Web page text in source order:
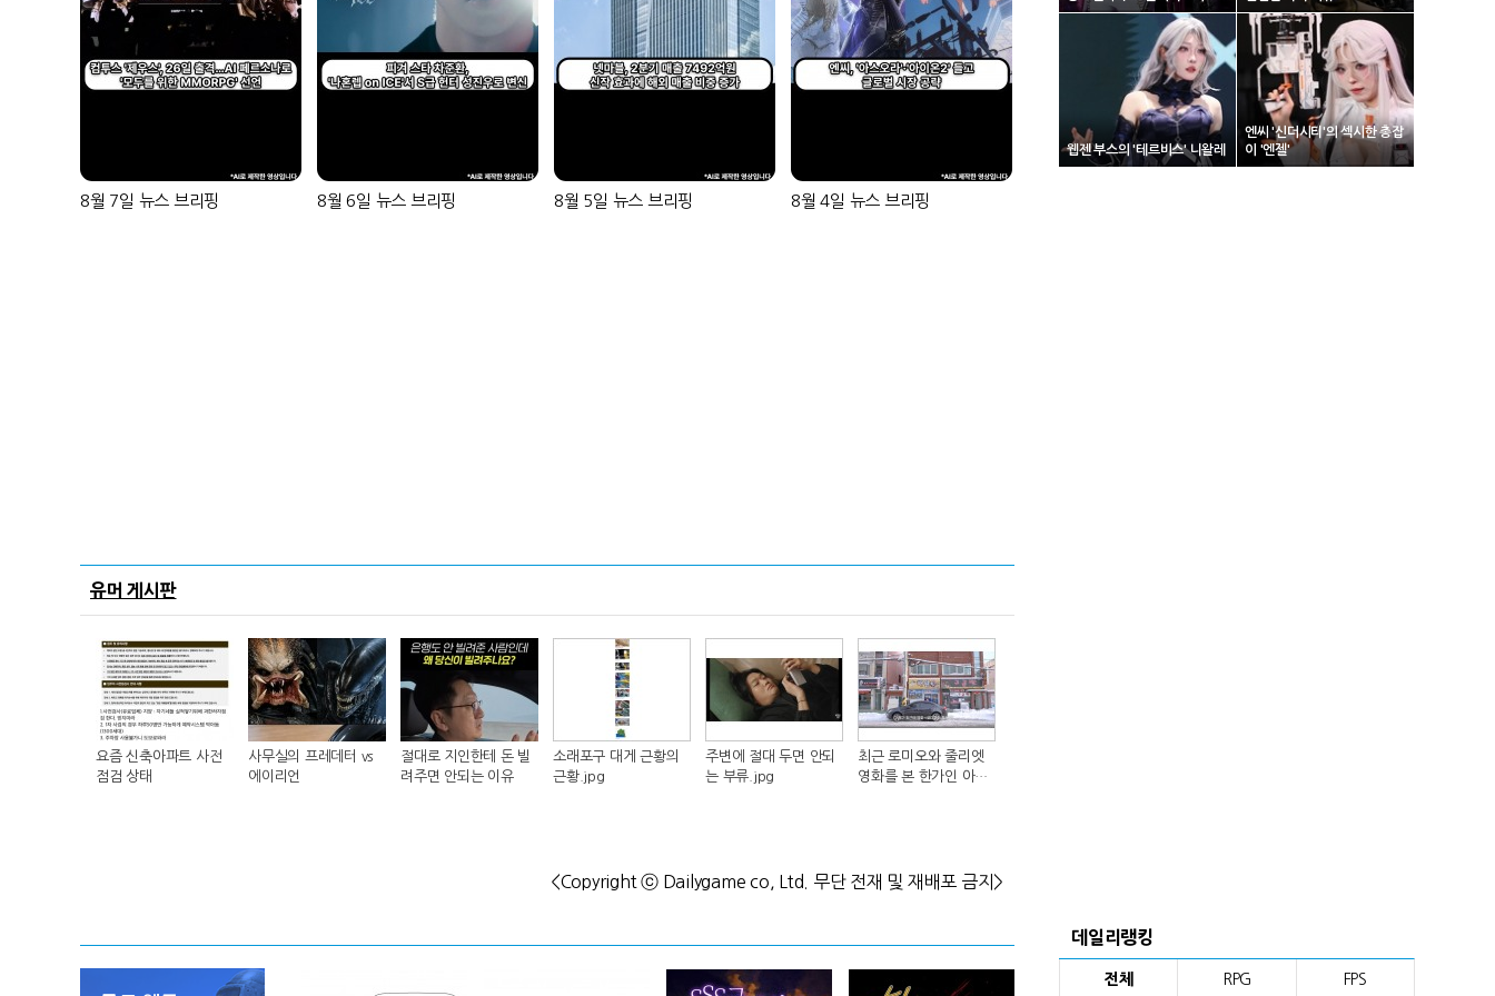
8월 7일 뉴스 브리핑 8월 6일 뉴스 브리핑 8월 5일 뉴스 브리핑 8월 4일 뉴스 브리핑
유머 게시판
요즘 신축아파트 사전
점검 상태
사무실의 프레데터 vs
에이리언
절대로 지인한테 돈 빌
려주면 안되는 이유
소래포구 대게 근황의
근황.jpg
주변에 절대 두면 안되
는 부류.jpg
최근 로미오와 줄리엣
영화를 본 한가인 아들
<Copyright ⓒ Dailygame co, Ltd. 무단 전재 및 재배포 금지>
웹젠 부스의 '테르비스' 니왈레
엔씨 '신더시티'의 섹시한 총잡
이 '엔젤'
데일리랭킹
전체 RPG FPS